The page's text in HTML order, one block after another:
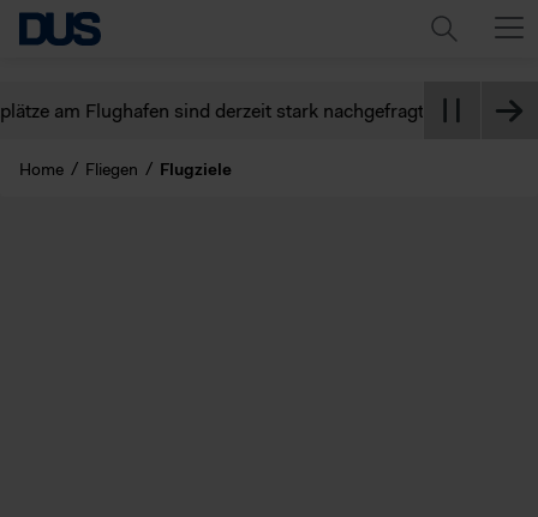
Flughafen sind derzeit stark nachgefragt. Berücksichtigen
Home Fliegen Flugziele